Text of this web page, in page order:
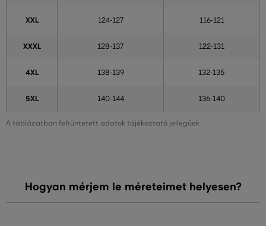
A táblázatban feltüntetett adatok tájékoztató jellegűek
XXL 124-127 116-121
XXXL 128-137 122-131
4XL 138-139 132-135
5XL 140-144 136-140
Hogyan mérjem le méreteimet helyesen?